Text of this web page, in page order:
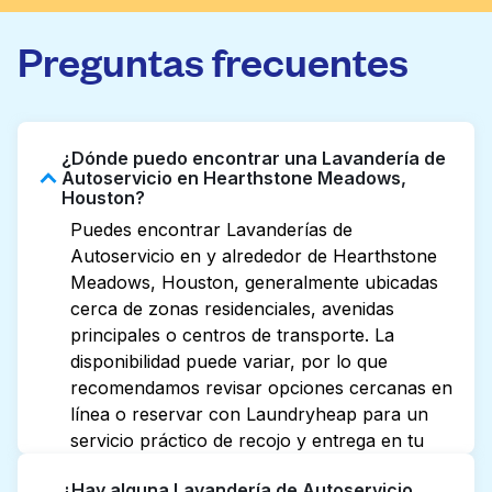
Preguntas frecuentes
¿Dónde puedo encontrar una Lavandería de
Autoservicio en Hearthstone Meadows,
Houston?
Puedes encontrar Lavanderías de
Autoservicio en y alrededor de Hearthstone
Meadows, Houston, generalmente ubicadas
cerca de zonas residenciales, avenidas
principales o centros de transporte. La
disponibilidad puede variar, por lo que
recomendamos revisar opciones cercanas en
línea o reservar con Laundryheap para un
servicio práctico de recojo y entrega en tu